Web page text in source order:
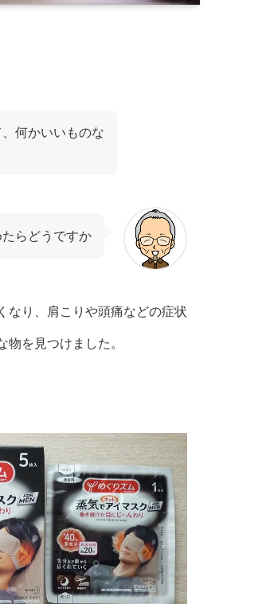
何かいいものな
らどうですか
なり、肩こりや頭痛などの症状
を見つけました。